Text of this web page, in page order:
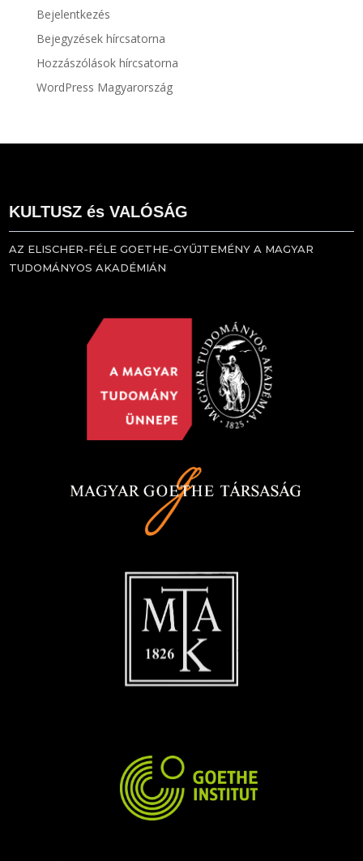
Bejelentkezés
Bejegyzések hírcsatorna
Hozzászólások hírcsatorna
WordPress Magyarország
KULTUSZ és VALÓSÁG
AZ ELISCHER-FÉLE GOETHE-GYŰJTEMÉNY A MAGYAR
TUDOMÁNYOS AKADÉMIÁN